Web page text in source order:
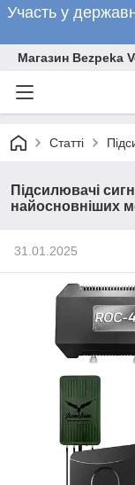
Участь у
Магазин Bezpeka
Статті
Підсилювачі
найосновніших
31.01.2025